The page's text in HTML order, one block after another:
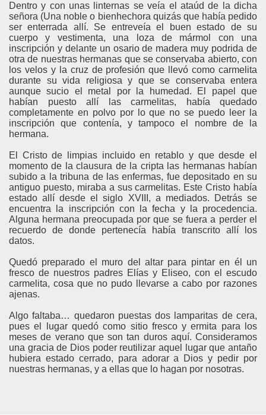
Dentro y con unas linternas se veía el ataúd de la dicha
señora (Una noble o bienhechora quizás que había pedido
ser enterrada allí. Se entreveía el buen estado de su
cuerpo y vestimenta, una loza de mármol con una
inscripción y delante un osario de madera muy podrida de
otra de nuestras hermanas que se conservaba abierto, con
los velos y la cruz de profesión que llevó como carmelita
durante su vida religiosa y que se conservaba entera
aunque sucio el metal por la humedad. El papel que
habían puesto allí las carmelitas, había quedado
completamente en polvo por lo que no se puedo leer la
inscripción que contenía, y tampoco el nombre de la
hermana.
El Cristo de limpias incluido en retablo y que desde el
momento de la clausura de la cripta las hermanas habían
subido a la tribuna de las enfermas, fue depositado en su
antiguo puesto, miraba a sus carmelitas. Este Cristo había
estado allí desde el siglo XVIII, a mediados. Detrás se
encuentra la inscripción con la fecha y la procedencia.
Alguna hermana preocupada por que se fuera a perder el
recuerdo de donde pertenecía había transcrito allí los
datos.
Quedó preparado el muro del altar para pintar en él un
fresco de nuestros padres Elías y Eliseo, con el escudo
carmelita, cosa que no pudo llevarse a cabo por razones
ajenas.
Algo faltaba… quedaron puestas dos lamparitas de cera,
pues el lugar quedó como sitio fresco y ermita para los
meses de verano que son tan duros aquí. Consideramos
una gracia de Dios poder reutilizar aquel lugar que antaño
hubiera estado cerrado, para adorar a Dios y pedir por
nuestras hermanas, y a ellas que lo hagan por nosotras.